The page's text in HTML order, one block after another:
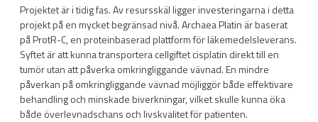
Projektet är i tidig fas. Av resursskäl ligger investeringarna i detta
projekt på en mycket begränsad nivå. Archaea Platin är baserat
på ProtR-C, en proteinbaserad plattform för läkemedelsleverans.
Syftet är att kunna transportera cellgiftet cisplatin direkt till en
tumör utan att påverka omkringliggande vävnad. En mindre
påverkan på omkringliggande vävnad möjliggör både effektivare
behandling och minskade biverkningar, vilket skulle kunna öka
både överlevnadschans och livskvalitet för patienten.